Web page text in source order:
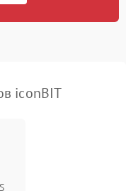
iconBIT